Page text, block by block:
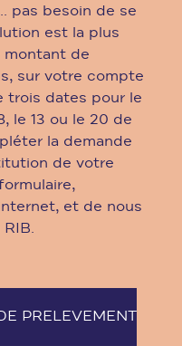
pas besoin de se
est la plus
de
sur votre compte
trois dates pour le
le 13 ou le 20 de
la demande
de votre
et de nous
PRELEVEMENT